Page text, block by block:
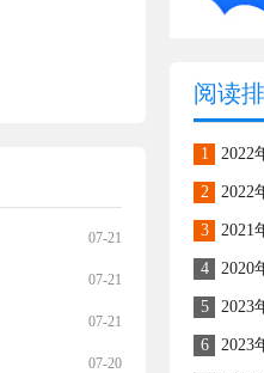
07-21
07-21
07-21
07-20
阅读
1 2022
2 2022
3 2021
4 2020
5 2023
6 2023